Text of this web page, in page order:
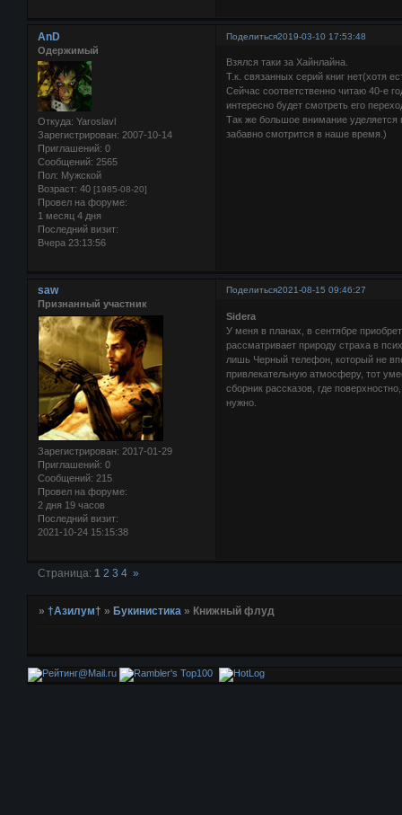
Поделиться2019-03-10 17:53:48
AnD
Одержимый
Откуда: Yaroslavl
Зарегистрирован: 2007-10-14
Приглашений: 0
Сообщений: 2565
Пол: Мужской
Возраст: 40 [1985-08-20]
Провел на форуме:
1 месяц 4 дня
Последний визит:
Вчера 23:13:56
Взялся таки за Хайнлайна.
Т.к. связанных серий книг нет(хотя
Сейчас соответственно читаю 40-е
интересно будет смотреть его
Так же большое внимание уделяется
забавно смотрится в наше время.)
Поделиться2021-08-15 09:46:27
saw
Признанный участник
Зарегистрирован: 2017-01-29
Приглашений: 0
Сообщений: 215
Провел на форуме:
2 дня 19 часов
Последний визит:
2021-10-24 15:15:38
Sidera
У меня в планах, в сентябре
рассматривает природу страха в
лишь Черный телефон, который не
привлекательную атмосферу, тот
сборник рассказов, где
нужно.
Страница: 1 2 3 4 »
»†Азилум† » Букинистика » Книжный флуд